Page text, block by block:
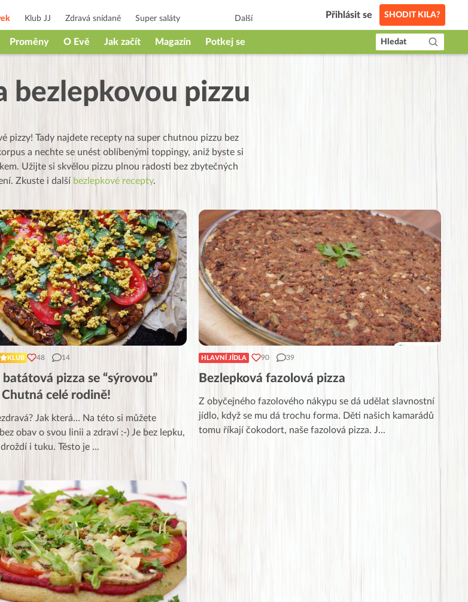
Klub JJ Zdravá snídaně Super saláty Další Přihlásit se SHODIT KILA?
Proměny O Evě Jak začít Magazín Potkej se Hledat
bezlepkovou pizzu
pizzy! Tady najdete recepty na super chutnou pizzu bez
a nechte se unést oblíbenými toppingy, aniž byste si
Užijte si skvělou pizzu plnou radosti bez zbytečných
Zkuste i další bezlepkové recepty.
KLUB 48 14
pizza se “sýrovou”
celé rodině!
Jak která… Na této si můžete
obav o svou linii a zdraví :-) Je bez lepku,
i tuku. Těsto je ...
HLAVNÍ JÍDLA 90 39
Bezlepková fazolová pizza
Z obyčejného fazolového nákypu se dá udělat slavnostní
jídlo, když se mu dá trochu forma. Děti našich kamarádů
tomu říkají čokodort, naše fazolová pizza. J...